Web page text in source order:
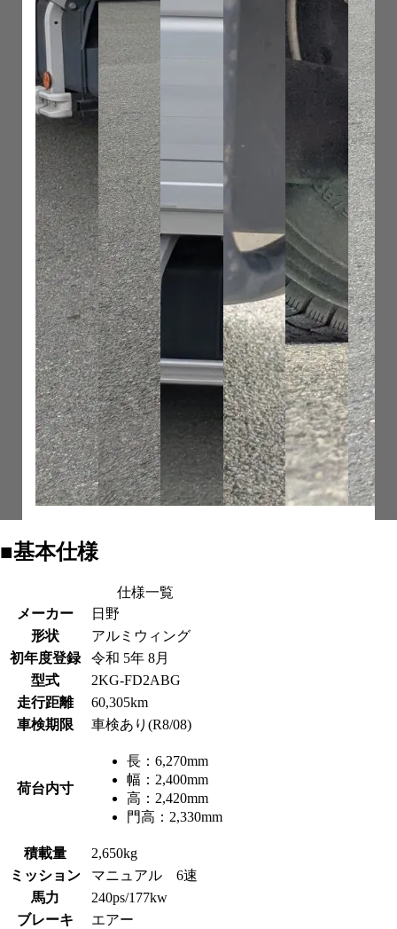
■基本仕様
仕様一覧
メーカー
日野
形状
アルミウィング
初年度登録
令和 5年 8月
型式
2KG-FD2ABG
走行距離
60,305km
車検期限
車検あり(R8/08)
荷台内寸
長： 6,270mm
幅： 2,400mm
高： 2,420mm
門高： 2,330mm
積載量
2,650kg
ミッション
マニュアル 6速
馬力
240ps/177kw
ブレーキ
エアー